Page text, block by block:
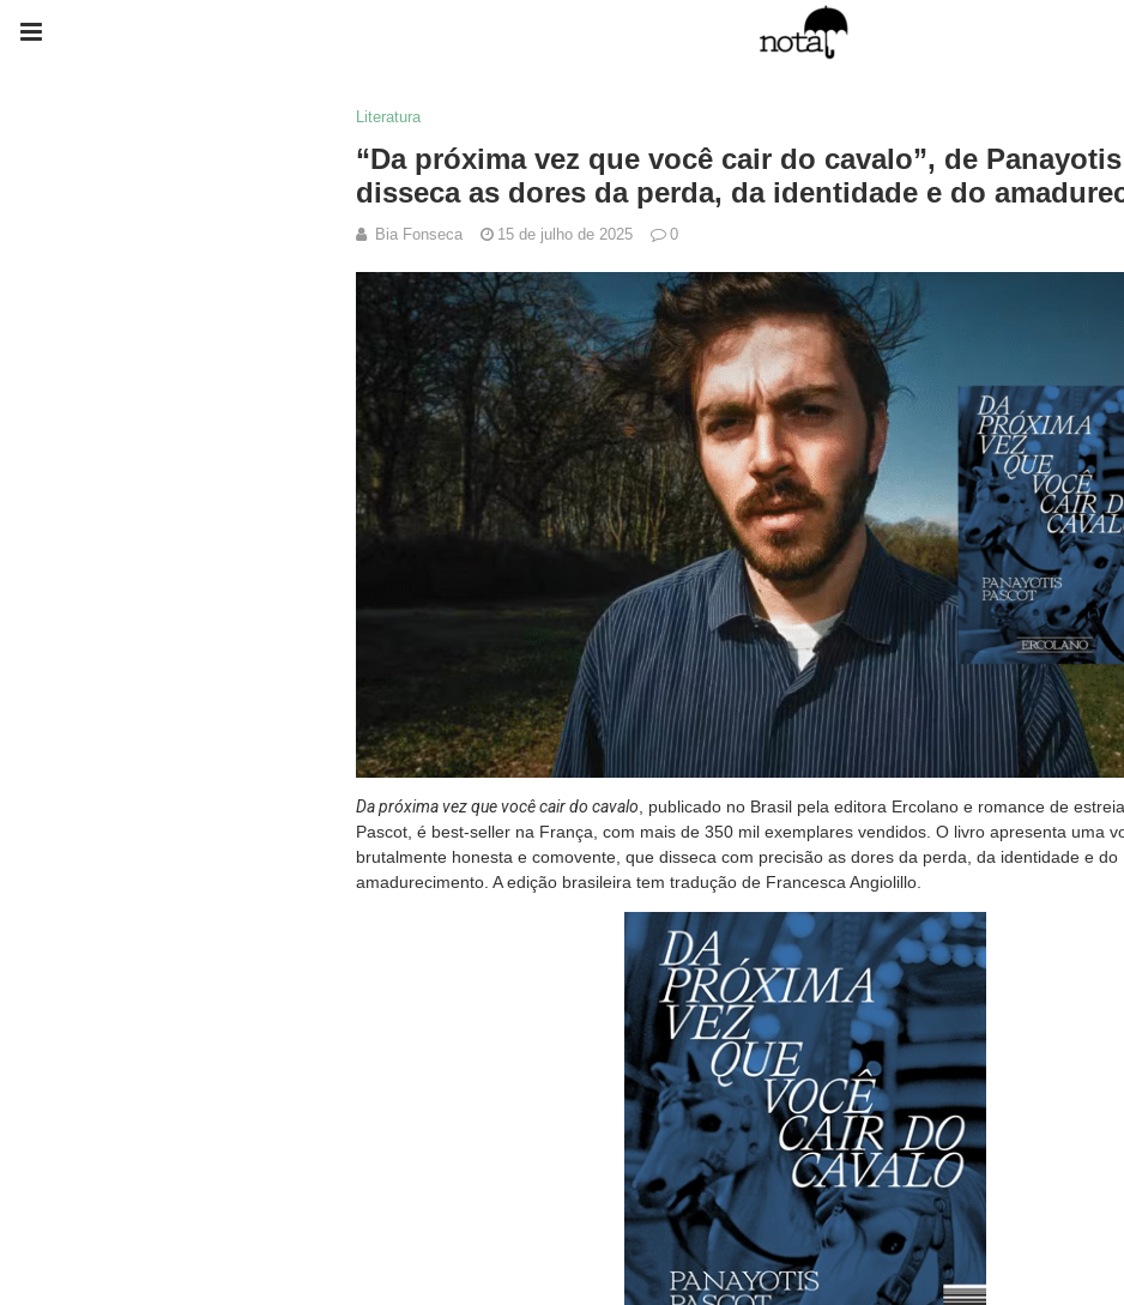
Literatura
“Da próxima vez que você cair do cavalo”, de
disseca as dores da perda, da identidade e do
Bia Fonseca 15 de julho de 2025 0
Da próxima vez que você cair do cavalo , publicado no Brasil pela editora Ercolano e romance de
Pascot, é best-seller na França, com mais de 350 mil exemplares vendidos. O livro apresenta uma
brutalmente honesta e comovente, que disseca com precisão as dores da perda, da identidade e do
amadurecimento. A edição brasileira tem tradução de Francesca Angiolillo.